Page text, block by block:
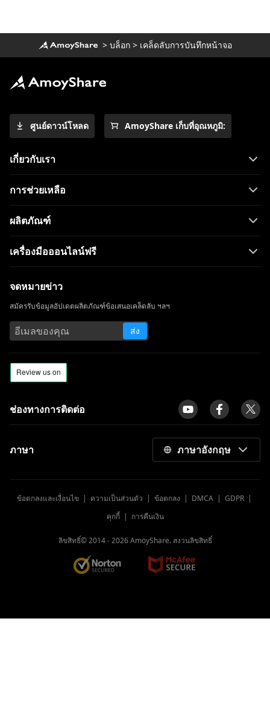
> บล็อก> เคล็ดลับการบันทึกหน้าจอ
ศูนย์ดาวน์โหลด AmoyShare เก็บที่อุณหภูมิ:
เกี่ยวกับเรา
การช่วยเหลือ
ผลิตภัณฑ์
เครื่องมือออนไลน์ฟรี
จดหมายข่าว
สมัครรับข้อมูลอัปเดตผลิตภัณฑ์ข้อเสนอเคล็ดลับ ฯลฯ
ส่ง
ช่องทางการติดต่อ
ภาษา ภาษาอังกฤษ
ข้อตกลงและเงื่อนไข | ความเป็นส่วนตัว | ข้อตกลง | DMCA| GDPR|
คุกกี้| การคืนเงิน
ลิขสิทธิ์© 2014 -2026AmoyShare. สงวนลิขสิทธิ์